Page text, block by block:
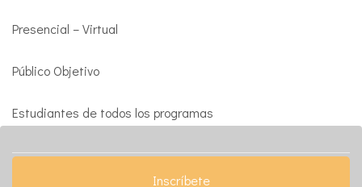
Presencial – Virtual
Público Objetivo
Estudiantes de todos los programas
Inscríbete